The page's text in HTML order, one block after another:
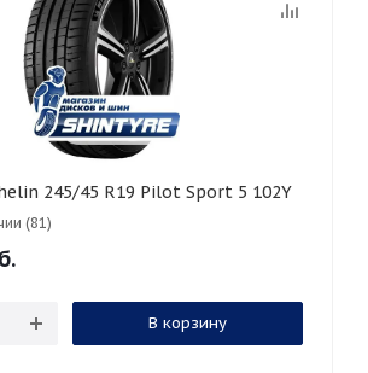
Michelin 245/45 R19 Pilot Sport 5 102Y
(81)
В корзину